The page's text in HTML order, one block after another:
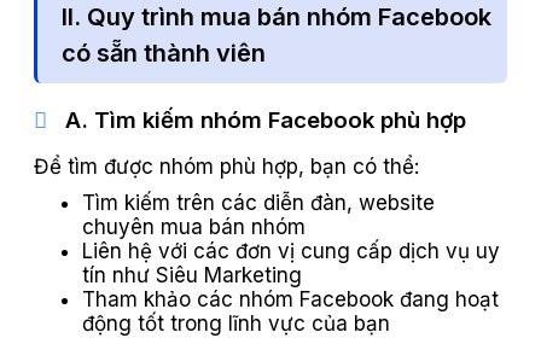
II. Quy trình mua bán nhóm Facebook
có sẵn thành viên
A. Tìm kiếm nhóm Facebook phù hợp
Để tìm được nhóm phù hợp, bạn có thể:
Tìm kiếm trên các diễn đàn, website
chuyên mua bán nhóm
Liên hệ với các đơn vị cung cấp dịch vụ uy
tín như Siêu Marketing
Tham khảo các nhóm Facebook đang hoạt
động tốt trong lĩnh vực của bạn